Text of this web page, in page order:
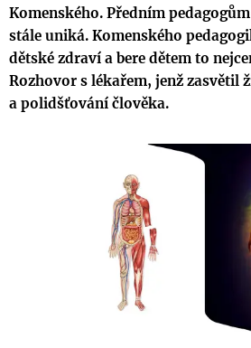
Komenského. Předním
stále uniká. Komenského
dětské zdraví a bere dětem to
Rozhovor s lékařem, jenž zasvětil
a polidšťování člověka.